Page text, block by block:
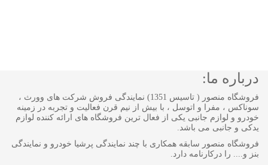
درباره ما:
فروشگاه منصور ( تاسیس 1351) نمایندگی فروش شرکت های وورث ،
سوناکس ، مفرا و اتوسل ، با بیش از نیم قرن فعالیت و تجربه در زمینه
خودرو و لوازم جانبی یکی از فعال ترین فروشگاه های ارائه کننده لوازم
یدکی و جانبی می باشد.
فروشگاه منصور سابقه همکاری با چند نمایندگی پرشیا خودرو و نمایندگی
بنز و.... را درکارنامه دارد.